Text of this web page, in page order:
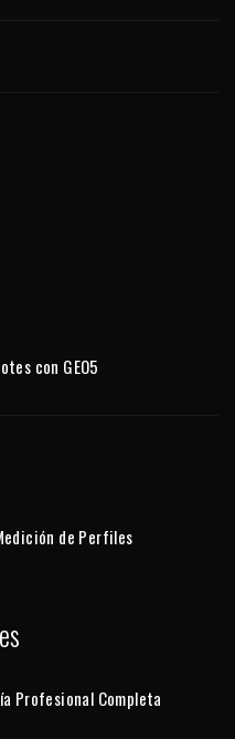
con GEO5
de Perfiles
Profesional Completa